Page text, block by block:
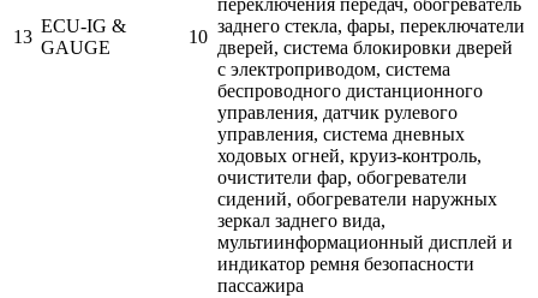
13
ECU-IG &
GAUGE
10
переключения передач, обогреватель
заднего стекла, фары, переключатели
дверей, система блокировки дверей
с электроприводом, система
беспроводного дистанционного
управления, датчик рулевого
управления, система дневных
ходовых огней, круиз-контроль,
очистители фар, обогреватели
сидений, обогреватели наружных
зеркал заднего вида,
мультиинформационный дисплей и
индикатор ремня безопасности
пассажира